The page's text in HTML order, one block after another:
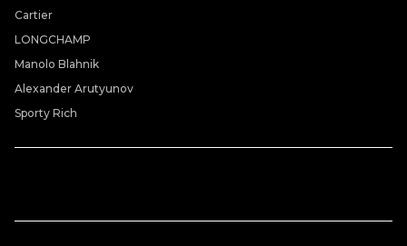
Cartier
LONGCHAMP
Manolo Blahnik
Alexander Arutyunov
Sporty Rich